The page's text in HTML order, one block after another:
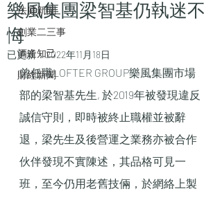
法庭新聞
創業二三事
酒逄知己
財經新聞
樂風集團梁智基仍執迷不
悔
已更新：2022年11月18日
曾任職LOFTER GROUP樂風集團市場
部的梁智基先生, 於2019年被發現違反
誠信守則，即時被終止職權並被辭
退，梁先生及後營運之業務亦被合作
伙伴發現不實陳述，其品格可見一
班，至今仍用老舊技倆，於網絡上製